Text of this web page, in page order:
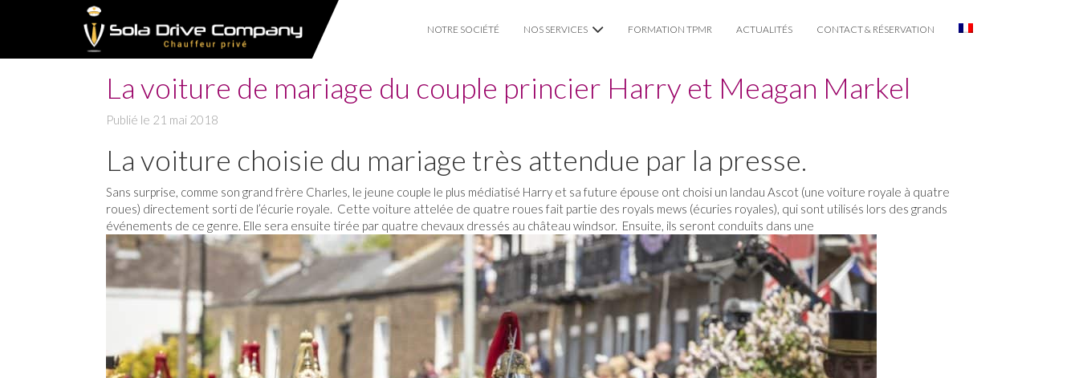
NOTRE SOCIÉTÉ NOS SERVICES
VTC CHAUFFEUR PRIVÉ
FORMATION TPMR ACTUALITÉS CONTACT & RÉSERVATION
La voiture de mariage du couple princier Harry et Meagan Markel
Publié le 21 mai 2018
La voiture choisie du mariage très attendue par la presse.
Sans surprise, comme son grand frère Charles, le jeune couple le plus médiatisé Harry et sa future épouse ont choisi un landau Ascot (une voiture royale à quatre
roues) directement sorti de l’écurie royale. Cette voiture attelée de quatre roues fait partie des royals mews (écuries royales), qui sont utilisés lors des grands
événements de ce genre. Elle sera ensuite tirée par quatre chevaux dressés au château windsor. Ensuite, ils seront conduits dans une